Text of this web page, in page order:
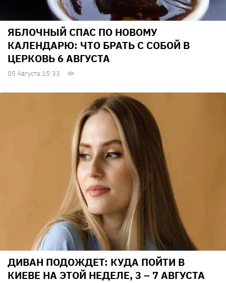
ЯБЛОЧНЫЙ СПАС ПО НОВОМУ
КАЛЕНДАРЮ: ЧТО БРАТЬ С СОБОЙ В
ЦЕРКОВЬ 6 АВГУСТА
05 Августа 15:33
ДИВАН ПОДОЖДЕТ: КУДА ПОЙТИ В
КИЕВЕ НА ЭТОЙ НЕДЕЛЕ, 3 – 7 АВГУСТА